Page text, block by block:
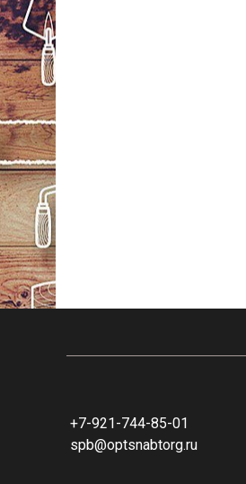
+7-921-744-85-01
spb@optsnabtorg.ru